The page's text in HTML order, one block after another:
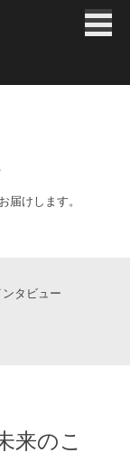
届けします。
タビュー
来のこ